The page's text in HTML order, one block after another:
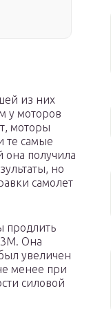
из них
у моторов
моторы
те самые
она получила
но
самолет
продлить
3М. Она
увеличен
менее при
силовой